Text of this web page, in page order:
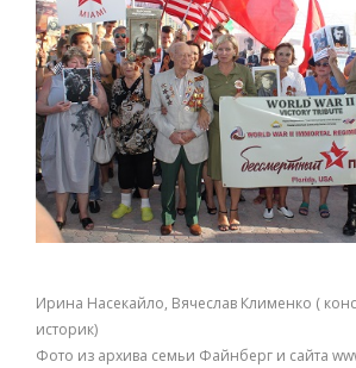
Ирина Насекайло, Вячеслав Клименко (
историк)
Фото из архива семьи Файнберг и сайта